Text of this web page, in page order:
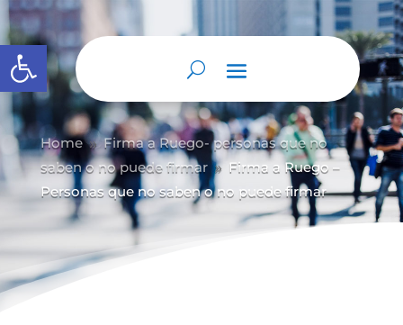
Abrir barra de herramientas
Home 9 Firma a Ruego- personas que no
saben o no puede firmar 9
Firma a Ruego –
Personas que no saben o no puede firmar